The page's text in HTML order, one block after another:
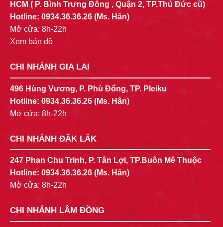
HCM ( P. Bình Trưng Đông , Quận 2, TP.Thủ Đức cũ)
Hotline: 0934.36.36.26 (Ms. Hân)
Mở cửa: 8h-22h
Xem bản đồ
CHI NHÁNH GIA LAI
496 Hùng Vương, P. Phù Đổng, TP. Pleiku
Hotline: 0934.36.36.26 (Ms. Hân)
Mở cửa: 8h-22h
CHI NHÁNH ĐĂK LĂK
247 Phan Chu Trinh, P. Tân Lợi, TP.Buôn Mê Thuộc
Hotline: 0934.36.36.26 (Ms. Hân)
Mở cửa: 8h-22h
CHI NHÁNH LÂM ĐỒNG